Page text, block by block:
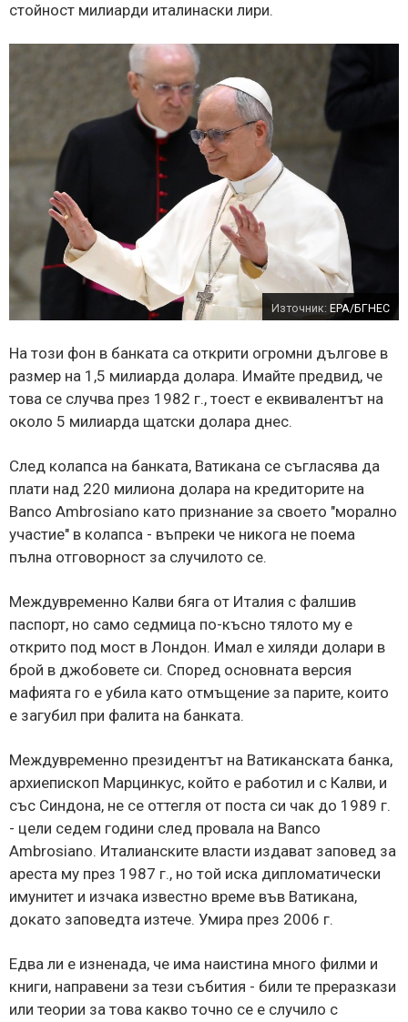
стойност милиарди италинаски лири.
Източник: EPA/БГНЕС
На този фон в банката са открити огромни дългове в
размер на 1,5 милиарда долара. Имайте предвид, че
това се случва през 1982 г., тоест е еквивалентът на
около 5 милиарда щатски долара днес.
След колапса на банката, Ватикана се съгласява да
плати над 220 милиона долара на кредиторите на
Banco Ambrosiano като признание за своето "морално
участие" в колапса - въпреки че никога не поема
пълна отговорност за случилото се.
Междувременно Калви бяга от Италия с фалшив
паспорт, но само седмица по-късно тялото му е
открито под мост в Лондон. Имал е хиляди долари в
брой в джобовете си. Според основната версия
мафията го е убила като отмъщение за парите, които
е загубил при фалита на банката.
Междувременно президентът на Ватиканската банка,
архиепископ Марцинкус, който е работил и с Калви, и
със Синдона, не се оттегля от поста си чак до 1989 г.
- цели седем години след провала на Banco
Ambrosiano. Италианските власти издават заповед за
ареста му през 1987 г., но той иска дипломатически
имунитет и изчака известно време във Ватикана,
докато заповедта изтече. Умира през 2006 г.
Едва ли е изненада, че има наистина много филми и
книги, направени за тези събития - били те преразкази
или теории за това какво точно се е случило с